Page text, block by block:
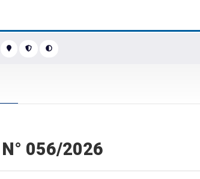
N° 056/2026